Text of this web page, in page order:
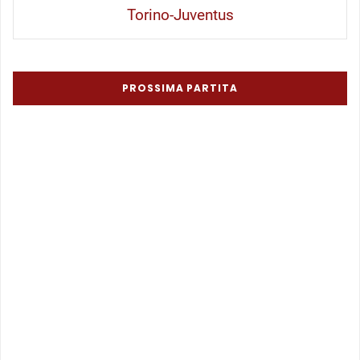
Torino-Juventus
PROSSIMA PARTITA